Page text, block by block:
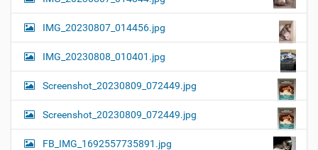
IMG_20230807_014456.jpg
IMG_20230808_010401.jpg
Screenshot_20230809_072449.jpg
Screenshot_20230809_072449.jpg
FB_IMG_1692557735891.jpg